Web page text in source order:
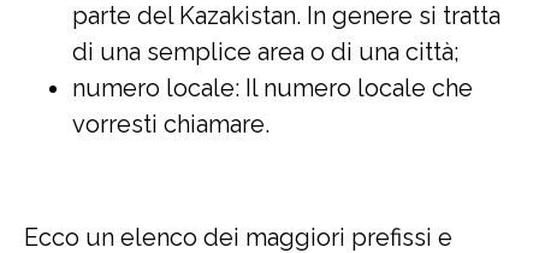
parte del Kazakistan. In genere si tratta
di una semplice area o di una città;
numero locale: Il numero locale che
vorresti chiamare.
Ecco un elenco dei maggiori prefissi e